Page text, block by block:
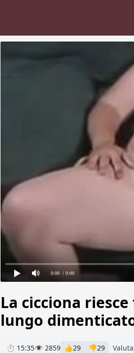
0:00 / 0:00
La cicciona
lungo
⏱ 15:35👁 2859 👍29 👎29